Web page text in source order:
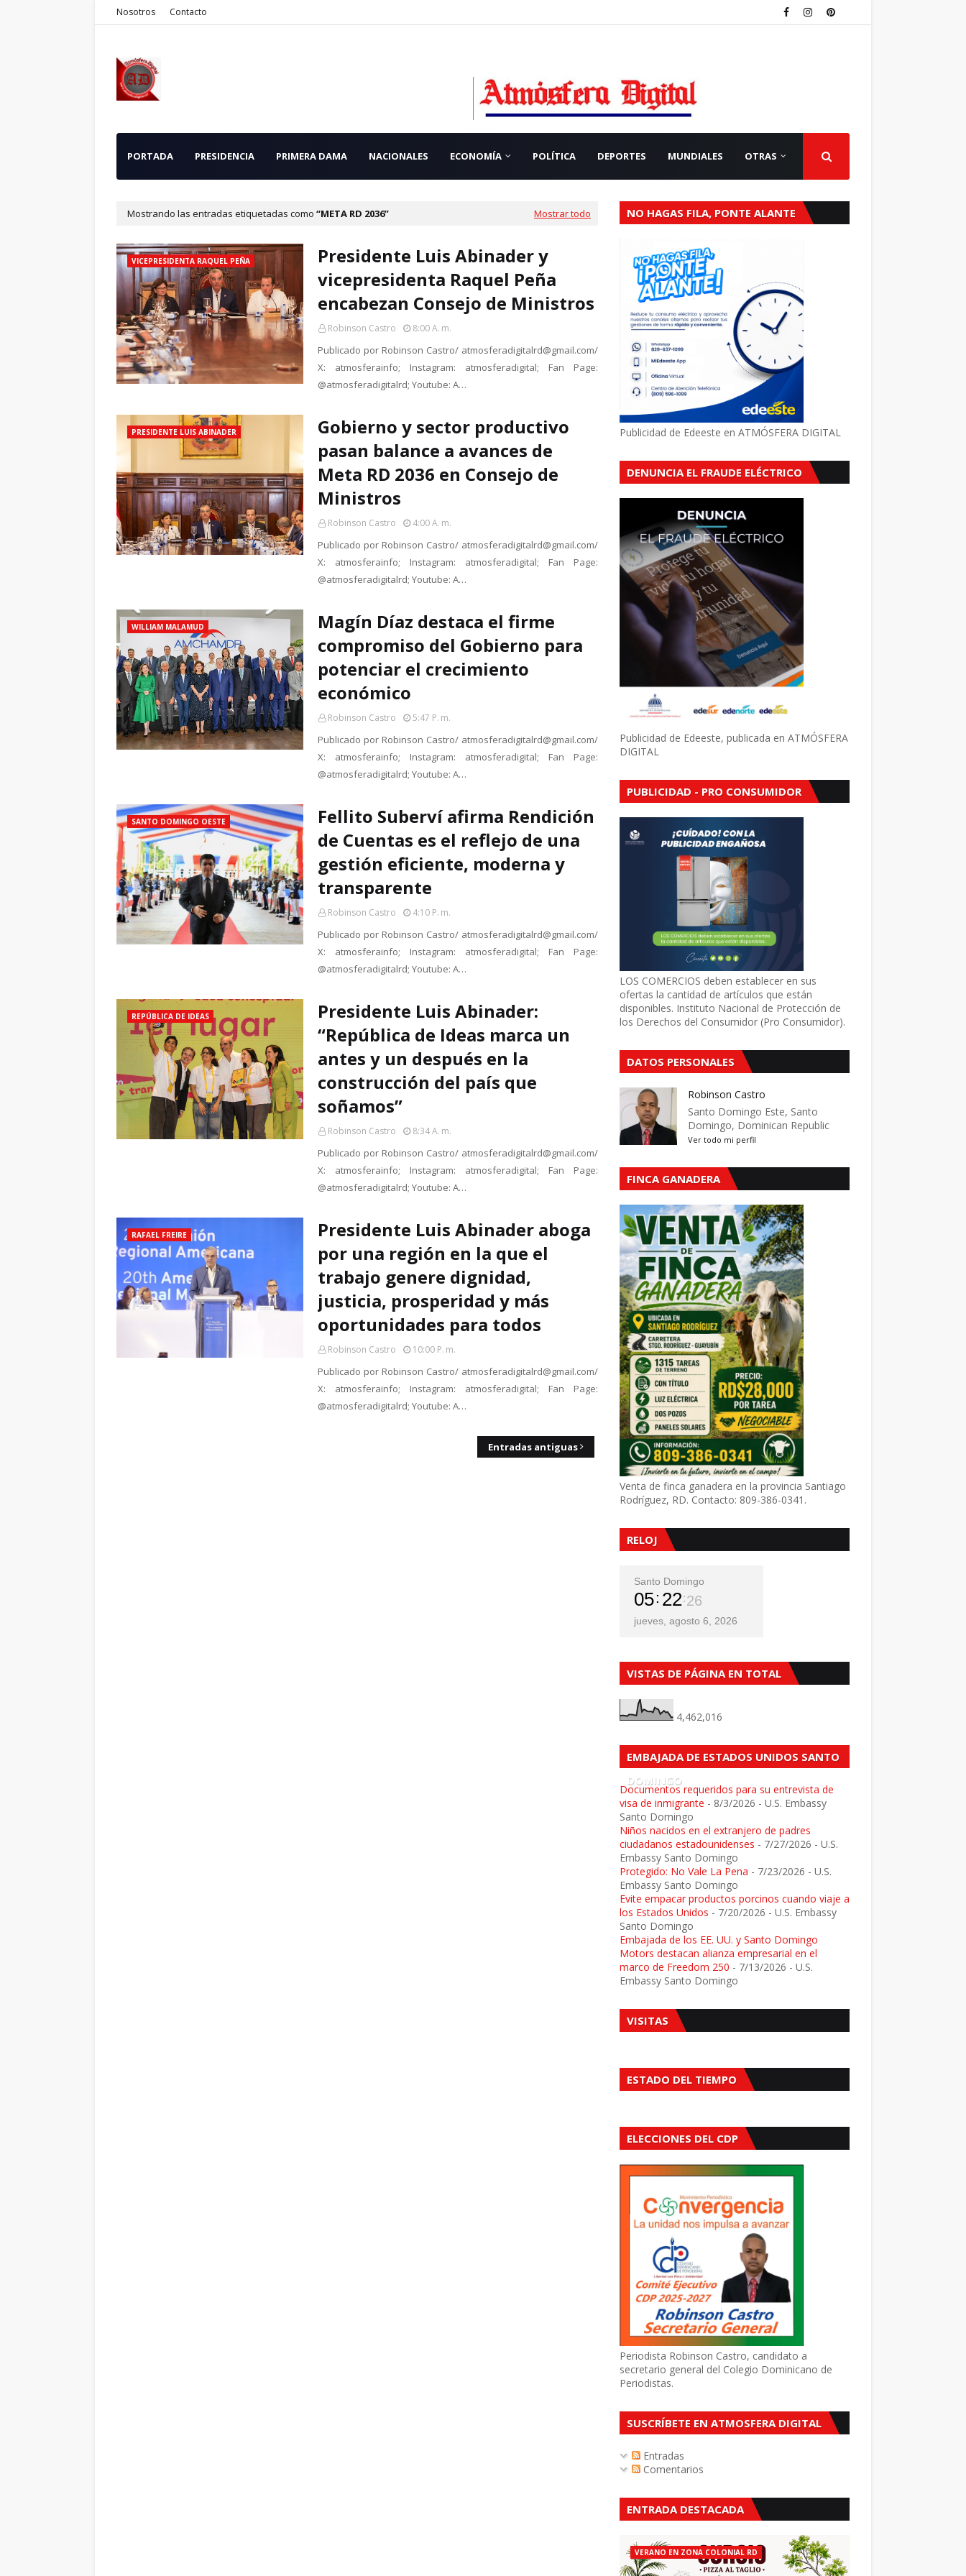
Nosotros Contacto
PORTADA PRESIDENCIA PRIMERA DAMA NACIONALES ECONOMÍA POLÍTICA DEPORTES MUNDIALES OTRAS
Mostrando las entradas etiquetadas como META RD 2036 Mostrar todo
VICEPRESIDENTA RAQUEL PEÑA
Presidente Luis Abinader y
vicepresidenta Raquel Peña
encabezan Consejo de Ministros
Robinson Castro 8:00 A. M.
Publicado por Robinson Castro/ atmosferadigitalrd@gmail.com/
X: atmosferainfo; Instagram: atmosferadigital; Fan Page:
@atmosferadigitalrd; Youtube: A…
PRESIDENTE LUIS ABINADER
Gobierno y sector productivo
pasan balance a avances de
Meta RD 2036 en Consejo de
Ministros
Robinson Castro 4:00 A. M.
Publicado por Robinson Castro/ atmosferadigitalrd@gmail.com/
X: atmosferainfo; Instagram: atmosferadigital; Fan Page:
@atmosferadigitalrd; Youtube: A…
WILLIAM MALAMUD
Magín Díaz destaca el firme
compromiso del Gobierno para
potenciar el crecimiento
económico
Robinson Castro 5:47 P. M.
Publicado por Robinson Castro/ atmosferadigitalrd@gmail.com/
X: atmosferainfo; Instagram: atmosferadigital; Fan Page:
@atmosferadigitalrd; Youtube: A…
SANTO DOMINGO OESTE
Fellito Suberví afirma Rendición
de Cuentas es el reflejo de una
gestión eficiente, moderna y
transparente
Robinson Castro 4:10 P. M.
Publicado por Robinson Castro/ atmosferadigitalrd@gmail.com/
X: atmosferainfo; Instagram: atmosferadigital; Fan Page:
@atmosferadigitalrd; Youtube: A…
REPÚBLICA DE IDEAS
Presidente Luis Abinader:
“República de Ideas marca un
antes y un después en la
construcción del país que
soñamos”
Robinson Castro 8:34 A. M.
Publicado por Robinson Castro/ atmosferadigitalrd@gmail.com/
X: atmosferainfo; Instagram: atmosferadigital; Fan Page:
@atmosferadigitalrd; Youtube: A…
RAFAEL FREIRE
Presidente Luis Abinader aboga
por una región en la que el
trabajo genere dignidad,
justicia, prosperidad y más
oportunidades para todos
Robinson Castro 10:00 P. M.
Publicado por Robinson Castro/ atmosferadigitalrd@gmail.com/
X: atmosferainfo; Instagram: atmosferadigital; Fan Page:
@atmosferadigitalrd; Youtube: A…
Entradas antiguas
NO HAGAS FILA, PONTE ALANTE
Publicidad de Edeeste en ATMÓSFERA DIGITAL
DENUNCIA EL FRAUDE ELÉCTRICO
Publicidad de Edeeste, publicada en ATMÓSFERA
DIGITAL
PUBLICIDAD - PRO CONSUMIDOR
LOS COMERCIOS deben establecer en sus
ofertas la cantidad de artículos que están
disponibles. Instituto Nacional de Protección de
los Derechos del Consumidor (Pro Consumidor).
DATOS PERSONALES
Robinson Castro
Santo Domingo Este, Santo
Domingo, Dominican Republic
Ver todo mi perfil
FINCA GANADERA
Venta de finca ganadera en la provincia Santiago
Rodríguez, RD. Contacto: 809-386-0341.
RELOJ
Santo Domingo
05 22 27
jueves, agosto 6, 2026
VISTAS DE PÁGINA EN TOTAL
4,462,016
EMBAJADA DE ESTADOS UNIDOS SANTO
DOMINGO
Documentos requeridos para su entrevista de
visa de inmigrante - 8/3/2026 - U.S. Embassy
Santo Domingo
Niños nacidos en el extranjero de padres
ciudadanos estadounidenses - 7/27/2026 - U.S.
Embassy Santo Domingo
Protegido: No Vale La Pena - 7/23/2026 - U.S.
Embassy Santo Domingo
Evite empacar productos porcinos cuando viaje a
los Estados Unidos - 7/20/2026 - U.S. Embassy
Santo Domingo
Embajada de los EE. UU. y Santo Domingo
Motors destacan alianza empresarial en el
marco de Freedom 250 - 7/13/2026 - U.S.
Embassy Santo Domingo
VISITAS
ESTADO DEL TIEMPO
ELECCIONES DEL CDP
Periodista Robinson Castro, candidato a
secretario general del Colegio Dominicano de
Periodistas.
SUSCRÍBETE EN ATMOSFERA DIGITAL
Entradas
Comentarios
ENTRADA DESTACADA
VERANO EN ZONA COLONIAL RD